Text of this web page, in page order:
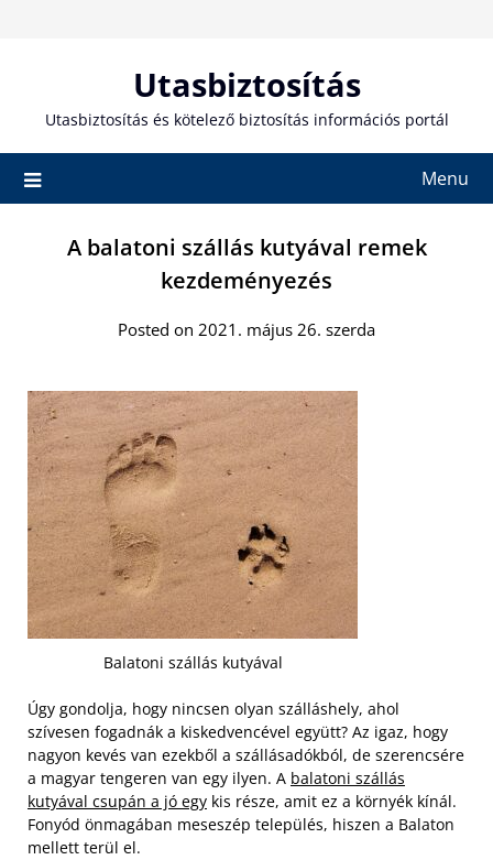
Utasbiztosítás
Utasbiztosítás és kötelező biztosítás információs portál
Menu
A balatoni szállás kutyával remek
kezdeményezés
Posted on 2021. május 26. szerda
Balatoni szállás kutyával
Úgy gondolja, hogy nincsen olyan szálláshely, ahol
szívesen fogadnák a kiskedvencével együtt? Az igaz, hogy
nagyon kevés van ezekből a szállásadókból, de szerencsére
a magyar tengeren van egy ilyen. A balatoni szállás
kutyával csupán a jó egy kis része, amit ez a környék kínál.
Fonyód önmagában meseszép település, hiszen a Balaton
mellett terül el.